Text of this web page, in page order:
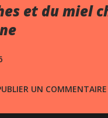
et du miel
UN COMMENTAIRE